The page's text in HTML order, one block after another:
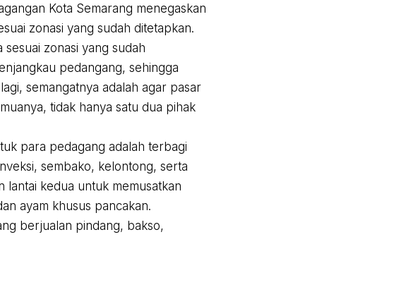
Kota Semarang menegaskan
zonasi yang sudah ditetapkan.
zonasi yang sudah
pedangang, sehingga
semangatnya adalah agar pasar
tidak hanya satu dua pihak
para pedagang adalah terbagi
sembako, kelontong, serta
lantai kedua untuk memusatkan
ayam khusus pancakan.
berjualan pindang, bakso,